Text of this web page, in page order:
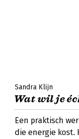
Sandra Klijn
Wat wil je
Een praktisch
die energie kost.